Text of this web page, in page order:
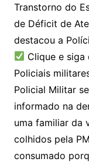
Transtorno do
de Déficit de
destacou a
Clique e siga
Policiais
Policial Militar
informado na
uma familiar da
colhidos pela
consumado